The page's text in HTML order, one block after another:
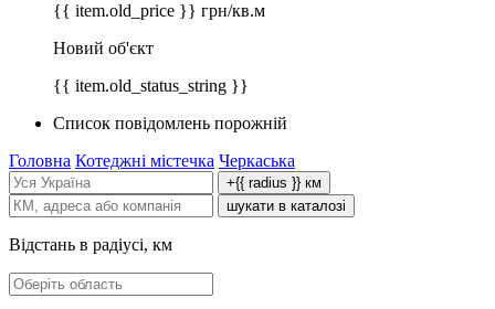
{{ item.old_price }} грн/кв.м
Новий об'єкт
{{ item.old_status_string }}
Список повідомлень порожній
Головна Котеджні містечка Черкаська
+{{ radius }} км
шукати в каталозі
Відстань в радіусі, км